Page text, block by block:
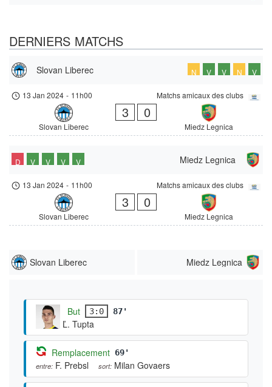
DERNIERS MATCHS
Slovan Liberec N V V N V
Matchs amicaux des clubs
13 Jan 2024 - 11h00
Slovan Liberec
3 0
Miedz Legnica
Miedz Legnica
D V V V V
Matchs amicaux des clubs
13 Jan 2024 - 11h00
Slovan Liberec
3 0
Miedz Legnica
Slovan Liberec Miedz Legnica
But 3:0 87'
Ľ. Tupta
Remplacement 69'
entre: F. Prebsl sort: Milan Govaers